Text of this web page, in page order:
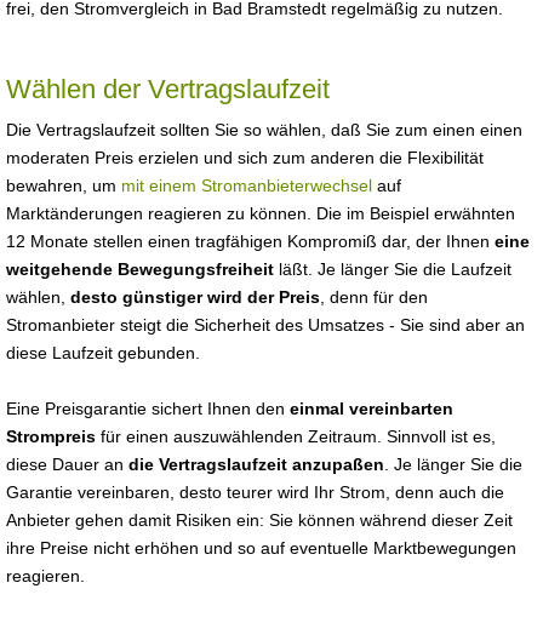
frei, den Stromvergleich in Bad Bramstedt regelmäßig zu nutzen.
Wählen der Vertragslaufzeit
Die Vertragslaufzeit sollten Sie so wählen, daß Sie zum einen einen
moderaten Preis erzielen und sich zum anderen die Flexibilität
bewahren, um mit einem Stromanbieterwechsel auf
Marktänderungen reagieren zu können. Die im Beispiel erwähnten
12 Monate stellen einen tragfähigen Kompromiß dar, der Ihnen eine
weitgehende Bewegungsfreiheit läßt. Je länger Sie die Laufzeit
wählen, desto günstiger wird der Preis , denn für den
Stromanbieter steigt die Sicherheit des Umsatzes - Sie sind aber an
diese Laufzeit gebunden.
Eine Preisgarantie sichert Ihnen den einmal vereinbarten
Strompreis für einen auszuwählenden Zeitraum. Sinnvoll ist es,
diese Dauer an die Vertragslaufzeit anzupaßen . Je länger Sie die
Garantie vereinbaren, desto teurer wird Ihr Strom, denn auch die
Anbieter gehen damit Risiken ein: Sie können während dieser Zeit
ihre Preise nicht erhöhen und so auf eventuelle Marktbewegungen
reagieren.